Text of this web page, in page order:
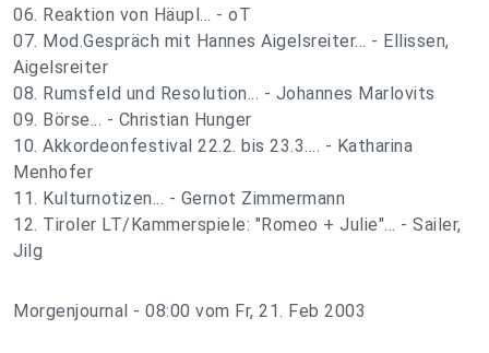
06. Reaktion von Häupl... - oT
07. Mod.Gespräch mit Hannes Aigelsreiter... - Ellissen,
Aigelsreiter
08. Rumsfeld und Resolution... - Johannes Marlovits
09. Börse... - Christian Hunger
10. Akkordeonfestival 22.2. bis 23.3.... - Katharina
Menhofer
11. Kulturnotizen... - Gernot Zimmermann
12. Tiroler LT/Kammerspiele: "Romeo + Julie"... - Sailer,
Jilg
Morgenjournal - 08:00 vom Fr, 21. Feb 2003